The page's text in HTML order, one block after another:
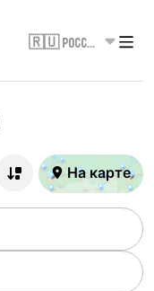
🇷🇺 Россия
На карте